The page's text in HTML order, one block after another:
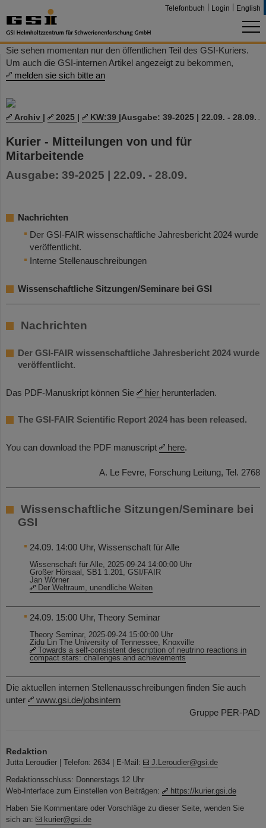
Telefonbuch Login English
Sie sehen momentan nur den öffentlichen Teil des GSI-Kuriers.
Um auch die GSI-internen Artikel angezeigt zu bekommen,
melden sie sich bitte an
Archiv | 2025 | KW:39 |Ausgabe: 39-2025 | 22.09. - 28.09.
Kurier - Mitteilungen von und für
Mitarbeitende
Ausgabe: 39-2025 | 22.09. - 28.09.
Nachrichten
Der GSI-FAIR wissenschaftliche Jahresbericht 2024 wurde
veröffentlicht.
Interne Stellenauschreibungen
Wissenschaftliche Sitzungen/Seminare bei GSI
Nachrichten
Der GSI-FAIR wissenschaftliche Jahresbericht 2024 wurde
veröffentlicht.
Das PDF-Manuskript können Sie hier herunterladen.
The GSI-FAIR Scientific Report 2024 has been released.
You can download the PDF manuscript here.
A. Le Fevre, Forschung Leitung, Tel. 2768
Wissenschaftliche Sitzungen/Seminare bei
GSI
24.09. 14:00 Uhr, Wissenschaft für Alle
Wissenschaft für Alle, 2025-09-24 14:00:00 Uhr
Großer Hörsaal, SB1 1.201, GSI/FAIR
Jan Wörner
Der Weltraum, unendliche Weiten
24.09. 15:00 Uhr, Theory Seminar
Theory Seminar, 2025-09-24 15:00:00 Uhr
Zidu Lin The University of Tennessee, Knoxville
Towards a self-consistent description of neutrino reactions in
compact stars: challenges and achievements
Die aktuellen internen Stellenausschreibungen finden Sie auch
unter
www.gsi.de/jobsintern
Gruppe PER-PAD
Redaktion
Jutta Leroudier | Telefon: 2634 | E-Mail:
J.Leroudier@gsi.de
Redaktionsschluss: Donnerstags 12 Uhr
Web-Interface zum Einstellen von Beiträgen:
https://kurier.gsi.de
Haben Sie Kommentare oder Vorschläge zu dieser Seite, wenden Sie
sich an:
kurier@gsi.de